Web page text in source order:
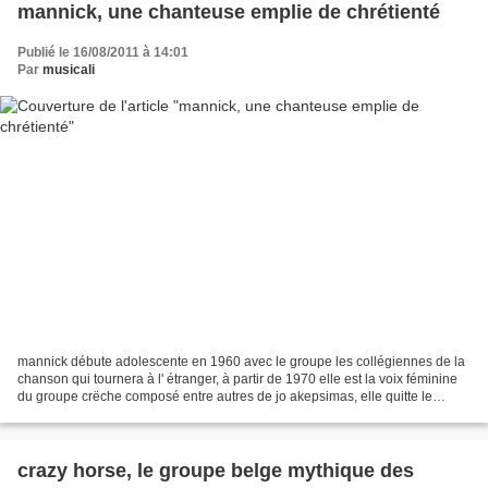
mannick, une chanteuse emplie de chrétienté
Publié le 16/08/2011 à 14:01
Par musicali
mannick débute adolescente en 1960 avec le groupe les collégiennes de la
chanson qui tournera à l' étranger, à partir de 1970 elle est la voix féminine
du groupe crëche composé entre autres de jo akepsimas, elle quitte le
crazy horse, le groupe belge mythique des